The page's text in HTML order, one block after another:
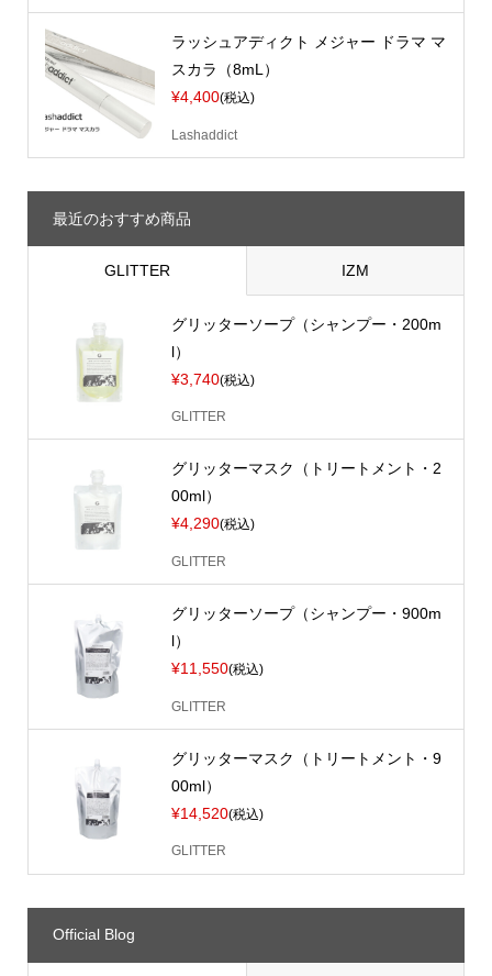
ラッシュアディクト メジャー ドラマ マ
スカラ（8mL）
¥4,400(税込)
Lashaddict
最近のおすすめ商品
GLITTER IZM
グリッターソープ（シャンプー・200m
l）
¥3,740(税込)
GLITTER
グリッターマスク（トリートメント・2
00ml）
¥4,290(税込)
GLITTER
グリッターソープ（シャンプー・900m
l）
¥11,550(税込)
GLITTER
グリッターマスク（トリートメント・9
00ml）
¥14,520(税込)
GLITTER
Official Blog